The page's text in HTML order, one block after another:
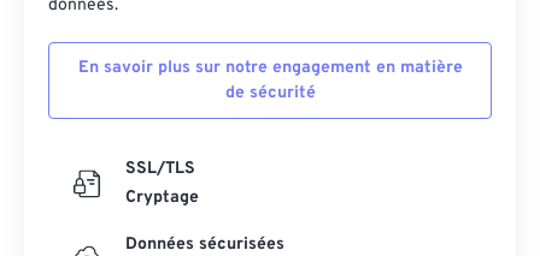
données.
En savoir plus sur notre engagement en matière
de sécurité
SSL/TLS
Cryptage
Données sécurisées